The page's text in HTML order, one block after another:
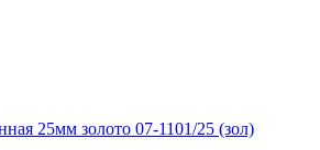
25мм золото 07-1101/25 (зол)